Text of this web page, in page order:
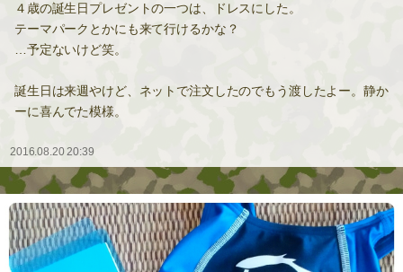
４歳の誕生日プレゼントの一つは、ドレスにした。
テーマパークとかにも来て行けるかな？
…予定ないけど笑。
誕生日は来週やけど、ネットで注文したのでもう渡したよー。静か
ーに喜んでた模様。
2016.08.20 20:39